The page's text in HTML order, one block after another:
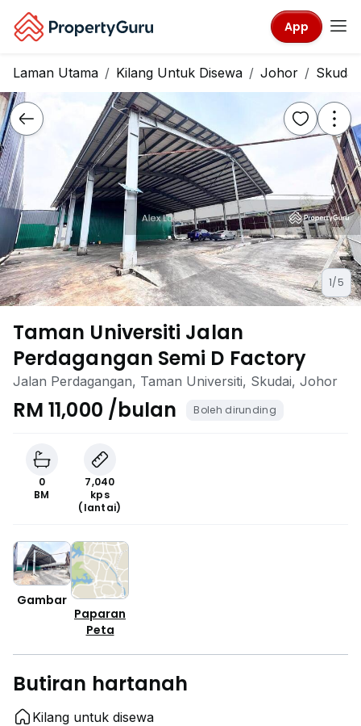
App
Laman Utama Kilang Untuk Disewa Johor Skudai
1/5
Taman Universiti Jalan
Perdagangan Semi D Factory
Jalan Perdagangan, Taman Universiti, Skudai, Johor
RM 11,000 /bulan Boleh dirunding
0
BM
7,040
kps
(lantai)
Gambar
Paparan
Peta
Butiran hartanah
Kilang untuk disewa